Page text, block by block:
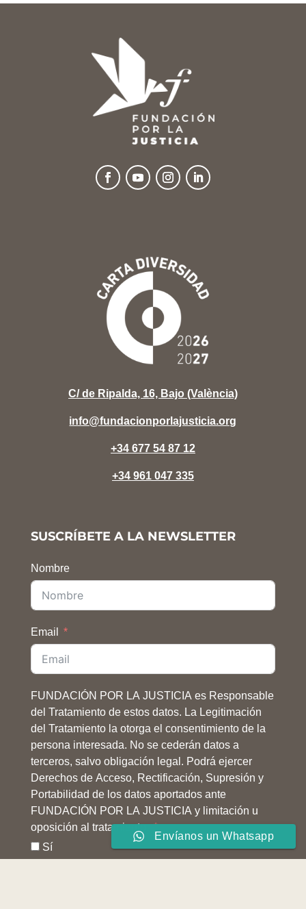
C/ de Ripalda, 16, Bajo (València)
info@fundacionporlajusticia.org
+34 677 54 87 12
+34 961 047 335
SUSCRÍBETE A LA NEWSLETTER
Nombre
Email
FUNDACIÓN POR LA JUSTICIA es Responsable
del Tratamiento de estos datos. La Legitimación
del Tratamiento la otorga el consentimiento de la
persona interesada. No se cederán datos a
terceros, salvo obligación legal. Podrá ejercer
Derechos de Acceso, Rectificación, Supresión y
Portabilidad de los datos aportados ante
FUNDACIÓN POR LA JUSTICIA y limitación u
oposición al tratamiento.
Sí
Envíanos un Whatsapp